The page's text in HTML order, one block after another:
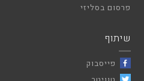
פרסום בסליזי
שיתוף
פייסבוק